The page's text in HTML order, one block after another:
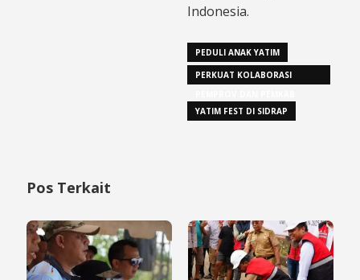
Indonesia.
PEDULI ANAK YATIM
PERKUAT KOLABORASI
YATIM FEST DI SIDRAP
Pos Terkait